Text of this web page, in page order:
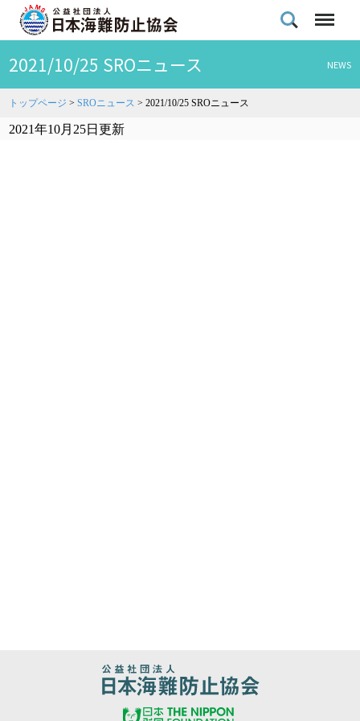
2021/10/25 SROニュース NEWS
トップページ >SROニュース >2021/10/25 SROニュース
2021年10月25日更新